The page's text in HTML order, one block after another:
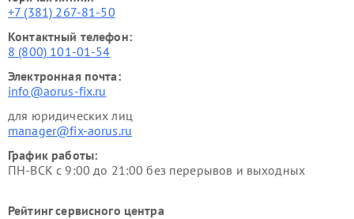
+7 (381) 267-81-50
Контактный телефон:
8 (800) 101-01-54
Электронная почта:
info@aorus-fix.ru
для юридических лиц
manager@fix-aorus.ru
График работы:
ПН-ВСК с 9:00 до 21:00 без перерывов и выходных
Рейтинг сервисного центра